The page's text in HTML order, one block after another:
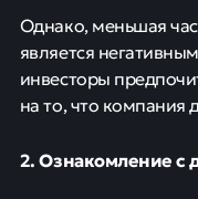
Однако, меньшая
является
инвесторы
на то, что компания
2. Ознакомление с